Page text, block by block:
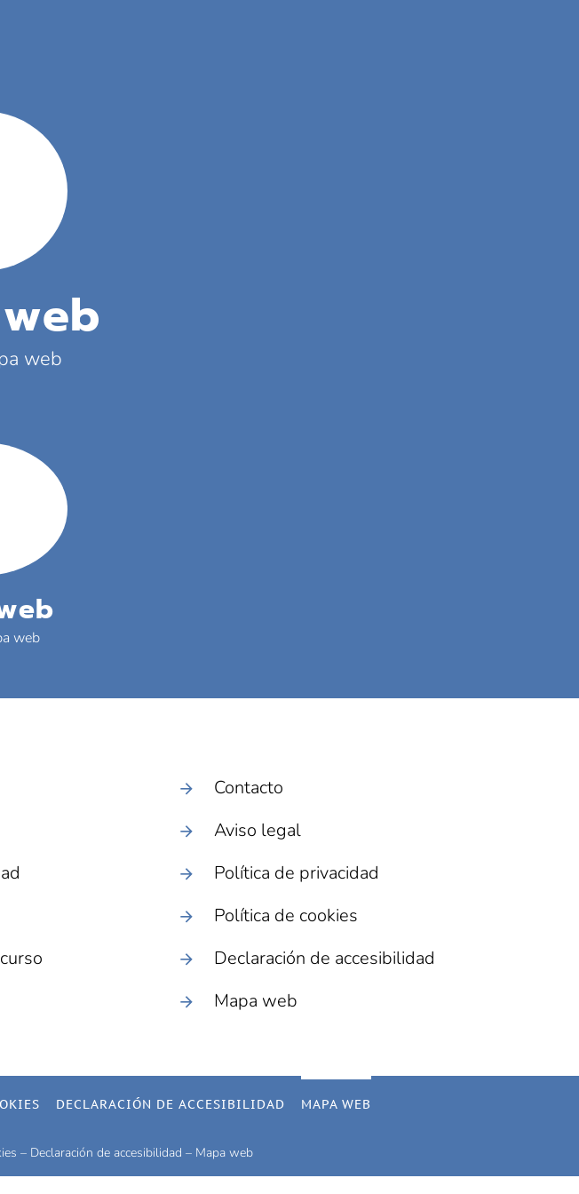
web
web
Contacto
Aviso legal
Política de privacidad
Política de cookies
Declaración de accesibilidad
Mapa web
DECLARACIÓN DE ACCESIBILIDAD MAPA WEB
– Declaración de accesibilidad – Mapa web